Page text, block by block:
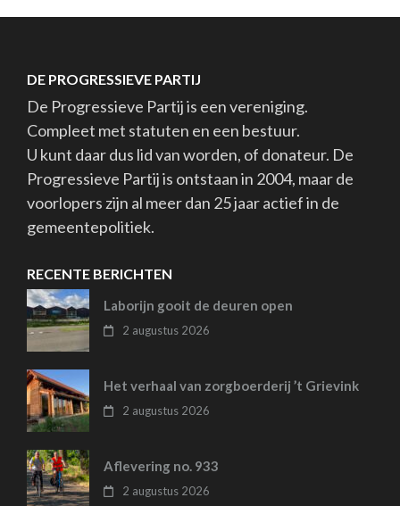
DE PROGRESSIEVE PARTIJ
De Progressieve Partij is een vereniging.
Compleet met statuten en een bestuur.
U kunt daar dus lid van worden, of donateur. De
Progressieve Partij is ontstaan in 2004, maar de
voorlopers zijn al meer dan 25 jaar actief in de
gemeentepolitiek.
RECENTE BERICHTEN
Laborijn gooit de deuren open
2 augustus 2026
Het verhaal van zorgboerderij ’t Grievink
2 augustus 2026
Aflevering no. 933
2 augustus 2026